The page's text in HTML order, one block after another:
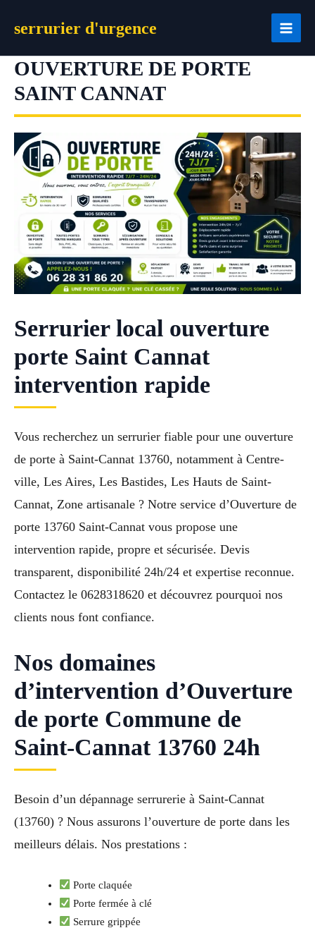
serrurier d'urgence
OUVERTURE DE PORTE
SAINT CANNAT
Serrurier local ouverture
porte Saint Cannat
intervention rapide
Vous recherchez un serrurier fiable pour une ouverture
de porte à Saint-Cannat 13760, notamment à Centre-
ville, Les Aires, Les Bastides, Les Hauts de Saint-
Cannat, Zone artisanale ? Notre service d’Ouverture de
porte 13760 Saint-Cannat vous propose une
intervention rapide, propre et sécurisée. Devis
transparent, disponibilité 24h/24 et expertise reconnue.
Contactez le 0628318620 et découvrez pourquoi nos
clients nous font confiance.
Nos domaines
d’intervention d’Ouverture
de porte Commune de
Saint-Cannat 13760 24h
Besoin d’un dépannage serrurerie à Saint-Cannat
(13760) ? Nous assurons l’ouverture de porte dans les
meilleurs délais. Nos prestations :
Porte claquée
Porte fermée à clé
Serrure grippée